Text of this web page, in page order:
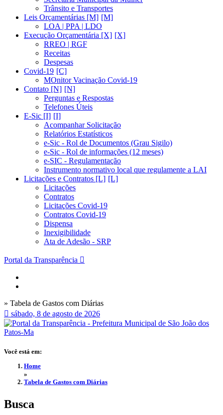
Trânsito e Transportes
Leis Orçamentárias [M]
LOA | PPA | LDO
Execução Orçamentária [X]
RREO | RGF
Receitas
Despesas
Covid-19
MOnitor Vacinação Covid-19
Contato [N]
Perguntas e Respostas
Telefones Úteis
E-Sic [I]
Acompanhar Solicitação
Relatórios Estatísticos
e-Sic - Rol de Documentos (Grau Sigilo)
e-Sic - Rol de informações (12 meses)
e-SIC - Regulamentação
Instrumento normativo local que regulamente a LAI
Licitações e Contratos [L]
Licitações
Contratos
Licitações Covid-19
Contratos Covid-19
Dispensa
Inexigibilidade
Ata de Adesão - SRP
Portal da Transparência
» Tabela de Gastos com Diárias
sábado, 8 de agosto de 2026
Você está em:
Home
»
Tabela de Gastos com Diárias
Busca